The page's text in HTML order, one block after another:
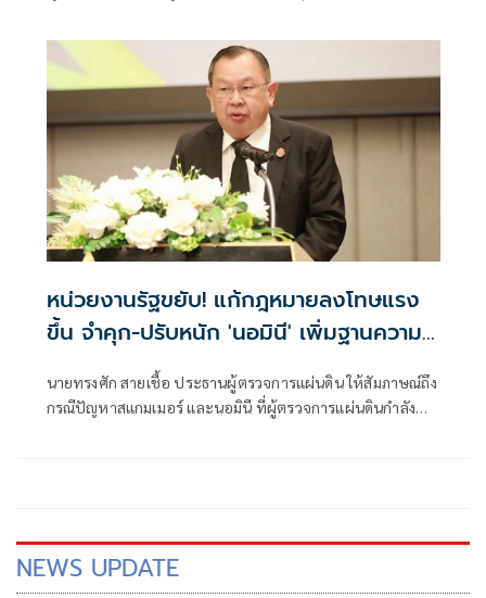
ฝาถู
หน่วยงานรัฐขยับ! แก้กฎหมายลงโทษแรง
ขึ้น จำคุก-ปรับหนัก 'นอมินี' เพิ่มฐานความ
ผิดฟอกเงิน ยึดที่ดินด้วย
นายทรงศัก สายเชื้อ ประธานผู้ตรวจการแผ่นดิน ให้สัมภาษณ์ถึง
กรณีปัญหาสแกมเมอร์ และนอมินี ที่ผู้ตรวจการแผ่นดินกำลัง
NEWS UPDATE